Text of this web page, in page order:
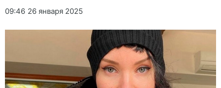
09:46 26 января 2025